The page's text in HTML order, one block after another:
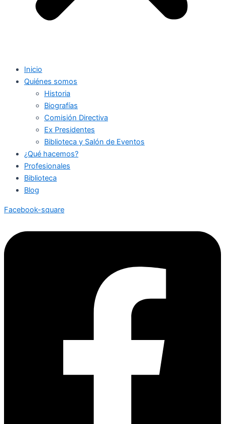
Inicio
Quiénes somos
Historia
Biografías
Comisión Directiva
Ex Presidentes
Biblioteca y Salón de Eventos
¿Qué hacemos?
Profesionales
Biblioteca
Blog
Facebook-square